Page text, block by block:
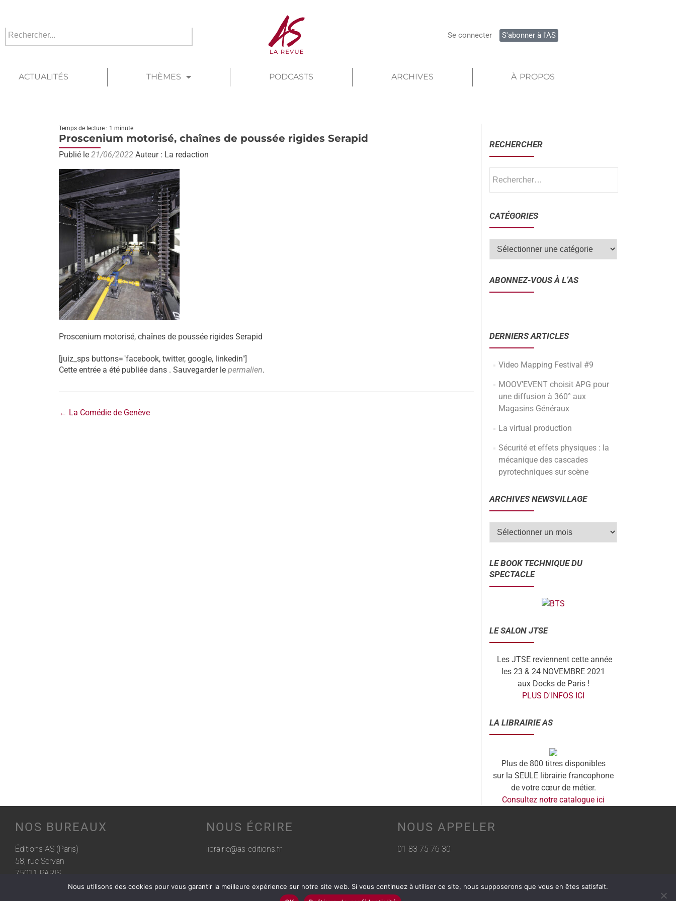
Se connecter S'abonner à l'AS
ACTUALITÉS THÈMES PODCASTS ARCHIVES À PROPOS
Temps de lecture : 1 minute
Proscenium motorisé, chaînes de poussée rigides Serapid
Publié le 21/06/2022 Auteur : La redaction
Proscenium motorisé, chaînes de poussée rigides Serapid
[juiz_sps buttons="facebook, twitter, google, linkedin"]
Cette entrée a été publiée dans . Sauvegarder le permalien.
← La Comédie de Genève
RECHERCHER
CATÉGORIES
ABONNEZ-VOUS À L’AS
DERNIERS ARTICLES
Video Mapping Festival #9
MOOV’EVENT choisit APG pour
une diffusion à 360° aux
Magasins Généraux
La virtual production
Sécurité et effets physiques : la
mécanique des cascades
pyrotechniques sur scène
ARCHIVES NEWSVILLAGE
LE BOOK TECHNIQUE DU
SPECTACLE
LE SALON JTSE
Les JTSE reviennent cette année
les 23 & 24 NOVEMBRE 2021
aux Docks de Paris !
PLUS D'INFOS ICI
LA LIBRAIRIE AS
Plus de 800 titres disponibles
sur la SEULE librairie francophone
de votre cœur de métier.
Consultez notre catalogue ici
NOS BUREAUX
Éditions AS (Paris)
58, rue Servan
75011 PARIS
NOUS ÉCRIRE
librairie@as-editions.fr
NOUS APPELER
01 83 75 76 30
Nous utilisons des cookies pour vous garantir la meilleure expérience sur notre site web. Si vous continuez à utiliser ce site, nous supposerons que vous en êtes satisfait.